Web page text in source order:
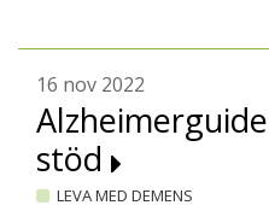
16 nov 2022
stöd
LEVA MED DEMENS